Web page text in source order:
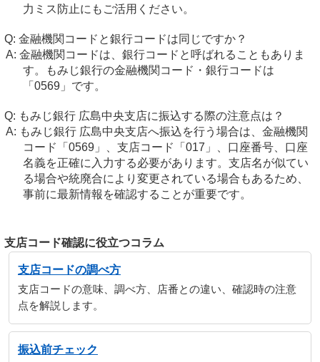
力ミス防止にもご活用ください。
金融機関コードと銀行コードは同じですか？
金融機関コードは、銀行コードと呼ばれることもありま
す。もみじ銀行の金融機関コード・銀行コードは
「0569」です。
もみじ銀行 広島中央支店に振込する際の注意点は？
もみじ銀行 広島中央支店へ振込を行う場合は、金融機関
コード「0569」、支店コード「017」、口座番号、口座
名義を正確に入力する必要があります。支店名が似てい
る場合や統廃合により変更されている場合もあるため、
事前に最新情報を確認することが重要です。
支店コード確認に役立つコラム
支店コードの調べ方
支店コードの意味、調べ方、店番との違い、確認時の注意
点を解説します。
振込前チェック